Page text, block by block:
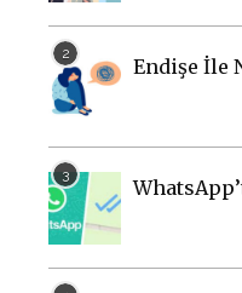
Endişe İle